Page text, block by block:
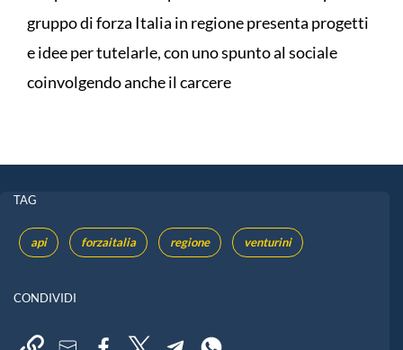
gruppo di forza Italia in regione presenta progetti
e idee per tutelarle, con uno spunto al sociale
coinvolgendo anche il carcere
TAG
api forzaitalia regione venturini
CONDIVIDI